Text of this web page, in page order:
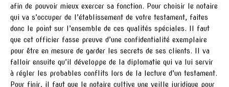
afin de pouvoir mieux exercer sa fonction. Pour choisir le notaire
qui va s’occuper de l’établissement de votre testament, faites
donc le point sur l’ensemble de ces qualités spéciales. Il faut
que cet officier fasse preuve d’une confidentialité exemplaire
pour être en mesure de garder les secrets de ses clients. Il va
falloir ensuite qu’il développe de la diplomatie qui va lui servir
à régler les probables conflits lors de la lecture d’un testament.
Pour finir, il faut que le notaire cultive une veille juridique pour